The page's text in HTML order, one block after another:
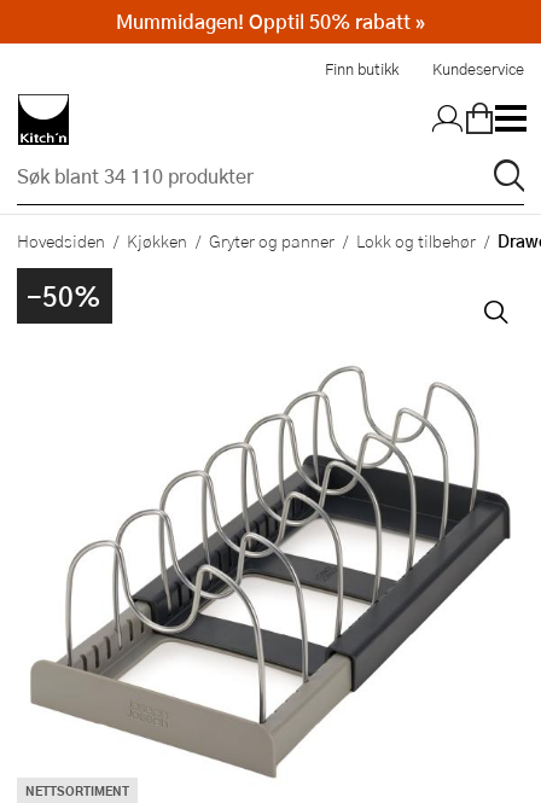
Finn butikk Kundeservice
Hovedsiden Kjøkken Gryter og panner Lokk og tilbehør
-50%
NETTSORTIMENT
Mummidagen! Opptil 50% rabatt »